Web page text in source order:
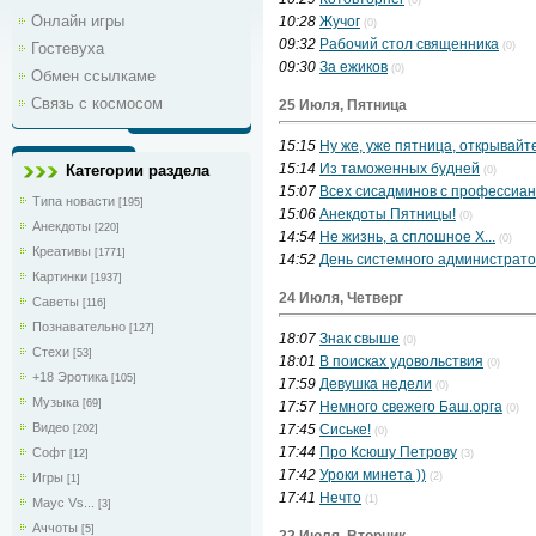
Онлайн игры
Гостевуха
Обмен ссылкаме
Связь с космосом
Категории раздела
Типа новасти [195]
Анекдоты [220]
Креативы [1771]
Картинки [1937]
Саветы [116]
Познавательно [127]
Стехи [53]
+18 Эротика [105]
Музыка [69]
Видео [202]
Софт [12]
Игры [1]
Маус Vs... [3]
Аччоты [5]
10:28 Жучог (0)
09:32 Рабочий стол священника (0)
09:30 За ежиков (0)
25 Июля, Пятница
15:15 Ну же, уже пятница,
15:14 Из таможенных будней (0)
15:07 Всех сисадминов с
15:06 Анекдоты Пятницы! (0)
14:54 Не жизнь, а сплошное Х... (0)
14:52 День системного
24 Июля, Четверг
18:07 Знак свыше (0)
18:01 В поисках удовольствия (0)
17:59 Девушка недели (0)
17:57 Немного свежего Баш.орга (0)
17:45 Сиське! (0)
17:44 Про Ксюшу Петрову (3)
17:42 Уроки минета )) (2)
17:41 Нечто (1)